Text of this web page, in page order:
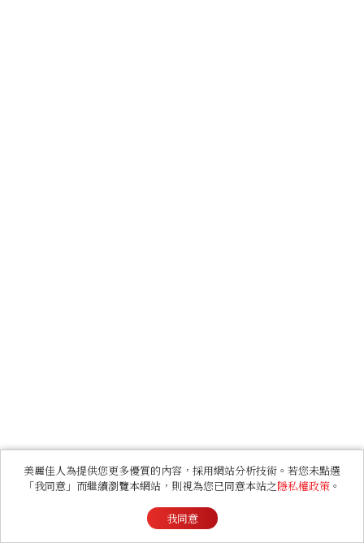
美麗佳人為提供您更多優質的內容，採用網站分析技術。若您未點選
「我同意」而繼續瀏覽本網站，則視為您已同意本站之隱私權政策 。
我同意